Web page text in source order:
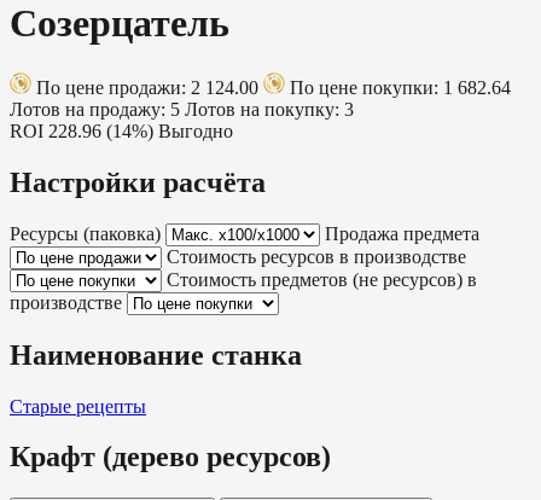
Созерцатель
По цене продажи: 2 124.00
По цене покупки: 1 682.64
Лотов на продажу: 5 Лотов на покупку: 3
ROI 228.96 (14%) Выгодно
Настройки расчёта
Ресурсы (паковка)
Продажа предмета
Стоимость ресурсов в производстве
Стоимость предметов (не ресурсов) в
производстве
Наименование станка
Старые рецепты
Крафт (дерево ресурсов)